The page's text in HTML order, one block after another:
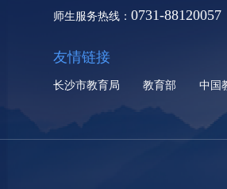
师生服务热线：0731-88120057
友情链接
长沙市教育局 教育部 中国